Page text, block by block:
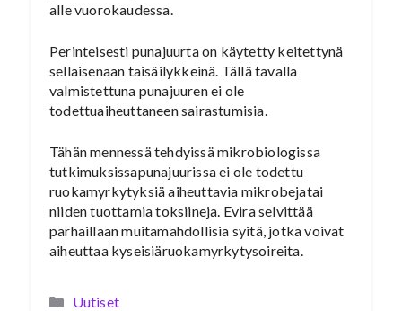
alle vuorokaudessa.
Perinteisesti punajuurta on käytetty keitettynä
sellaisenaan taisäilykkeinä. Tällä tavalla
valmistettuna punajuuren ei ole
todettuaiheuttaneen sairastumisia.
Tähän mennessä tehdyissä mikrobiologissa
tutkimuksissapunajuurissa ei ole todettu
ruokamyrkytyksiä aiheuttavia mikrobejatai
niiden tuottamia toksiineja. Evira selvittää
parhaillaan muitamahdollisia syitä, jotka voivat
aiheuttaa kyseisiäruokamyrkytysoireita.
Kategoriat
Uutiset